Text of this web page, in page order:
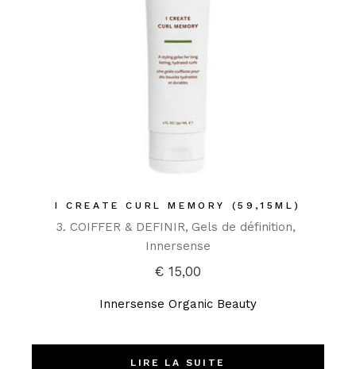
I CREATE CURL MEMORY (59,15ML)
3. COIFFER & DEFINIR Gels de définition
Innersense
€ 15,00
Innersense Organic Beauty
LIRE LA SUITE